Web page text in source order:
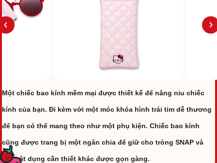
Một chiếc bao kính mềm mại được thiết kế để nâng niu chiếc
kính của bạn. Đi kèm với một móc khóa hình trái tim dễ thương
để bạn có thể mang theo như một phụ kiện. Chiếc bao kính
cũng được trang bị một ngăn chia để giữ cho tròng SNAP và
các vật dụng cần thiết khác được gọn gàng.